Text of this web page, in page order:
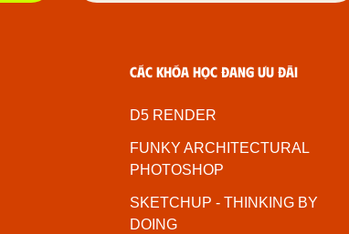
Các khóa học đang ưu đãi
D5 RENDER
FUNKY ARCHITECTURAL
PHOTOSHOP
SKETCHUP - THINKING BY
DOING